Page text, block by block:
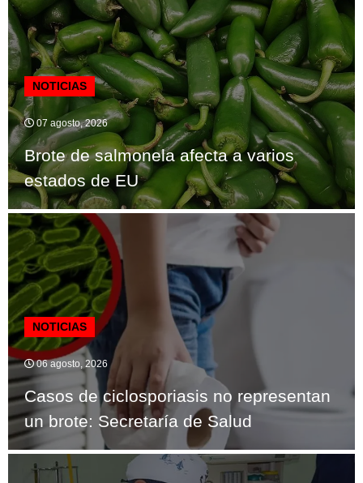
NOTICIAS
07 agosto, 2026
Brote de salmonela afecta a varios
estados de EU
NOTICIAS
06 agosto, 2026
Casos de ciclosporiasis no representan
un brote: Secretaría de Salud